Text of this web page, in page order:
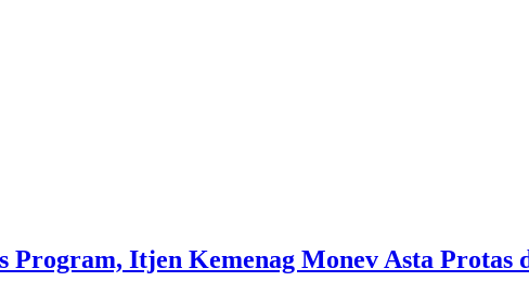
Itjen Kemenag Monev Asta Protas